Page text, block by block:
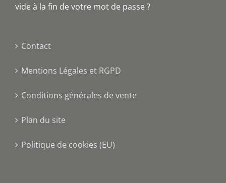
vide à la fin de votre mot de passe ?
Contact
Mentions Légales et RGPD
Conditions générales de vente
Plan du site
Politique de cookies (EU)